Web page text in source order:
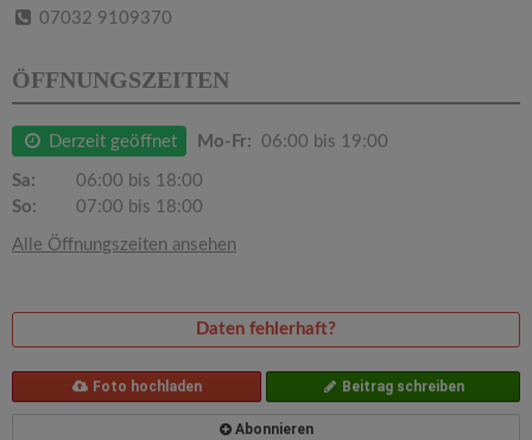
07032 9109370
ÖFFNUNGSZEITEN
Derzeit geöffnet Mo-Fr: 06:00 bis 19:00
Sa:
06:00 bis 18:00
So:
07:00 bis 18:00
Alle Öffnungszeiten ansehen
Daten fehlerhaft?
Foto hochladen Beitrag schreiben
Abonnieren
g
a
t